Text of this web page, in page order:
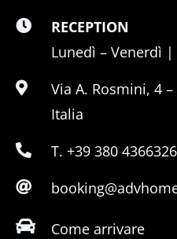
RECEPTION
Lunedì – Venerdì |
Via A. Rosmini, 4
Italia
T. +39 380 4366326
Come arrivare